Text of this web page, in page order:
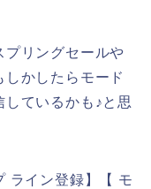
プリングセールや
かしたらモード
ているかも♪と思
ライン登録】【 モ